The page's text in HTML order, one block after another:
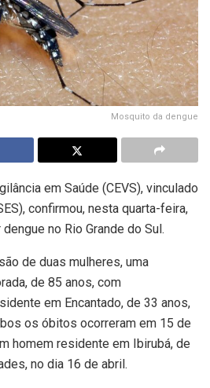
Mosquito da dengue
em Saúde (CEVS), vinculado
confirmou, nesta quarta-feira,
no Rio Grande do Sul.
de duas mulheres, uma
de 85 anos, com
em Encantado, de 33 anos,
os óbitos ocorreram em 15 de
homem residente em Ibirubá, de
no dia 16 de abril.